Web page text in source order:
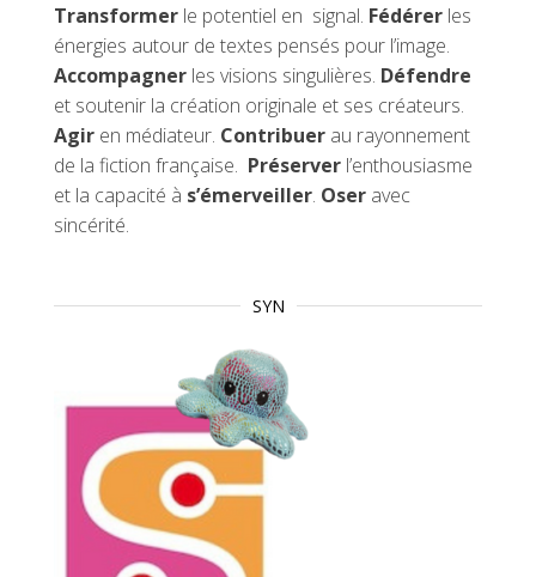
Transformer le potentiel en signal. Fédérer les
énergies autour de textes pensés pour l’image.
Accompagner les visions singulières. Défendre
et soutenir la création originale et ses créateurs.
Agir en médiateur. Contribuer au rayonnement
de la fiction française. Préserver l’enthousiasme
et la capacité à s’émerveiller. Oser avec
sincérité.
SYN